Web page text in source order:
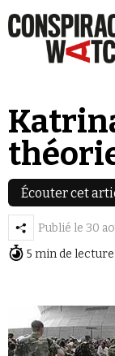
Écouter cet
Publié le 30
5 min de lecture